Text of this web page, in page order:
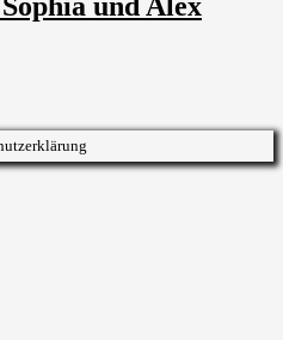
und Alex